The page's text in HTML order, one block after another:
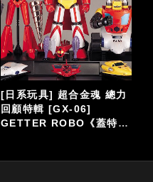
[日系玩具] 超合金魂 總力
回顧特輯 [GX-06]
GETTER ROBO《蓋特機